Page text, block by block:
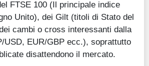
FTSE 100 (Il principale indice
Unito), dei Gilt (titoli di Stato del
cambi o cross interessanti dalla
USD, EUR/GBP ecc.), soprattutto
disattendono il mercato.